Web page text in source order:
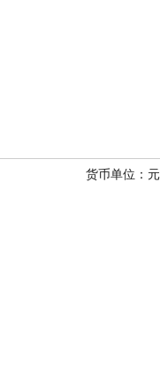
货币单位：元